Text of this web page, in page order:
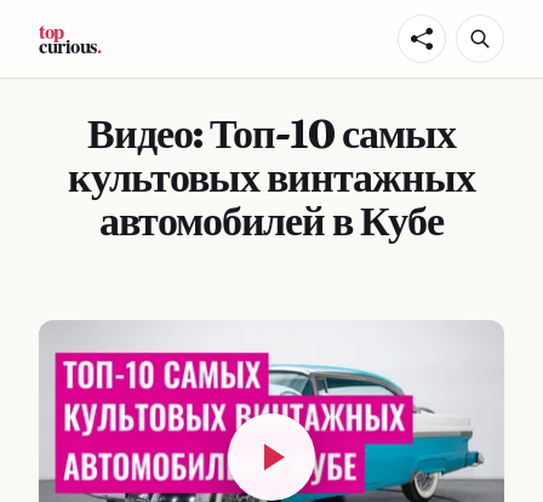
Видео: Топ-10 самых
культовых винтажных
автомобилей в Кубе